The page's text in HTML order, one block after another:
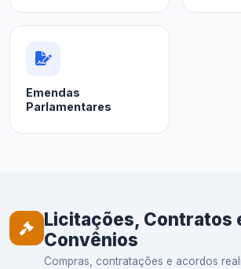
Emendas
Parlamentares
Licitações, Contratos
Convênios
Compras, contratações e acordos